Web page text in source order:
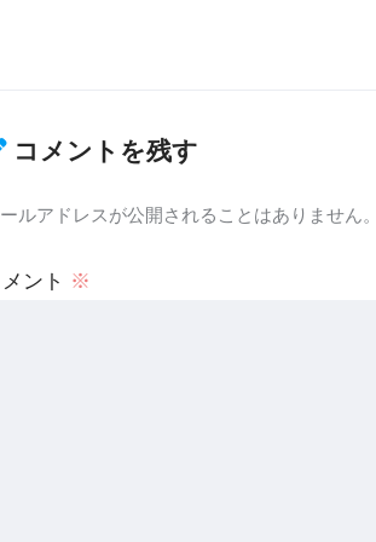
コメントを残す
ールアドレスが公開されることはありません
ント ※